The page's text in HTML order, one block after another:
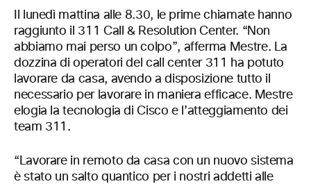
Il lunedì mattina alle 8.30, le prime chiamate hanno
raggiunto il 311 Call & Resolution Center. “Non
abbiamo mai perso un colpo”, afferma Mestre. La
dozzina di operatori del call center 311 ha potuto
lavorare da casa, avendo a disposizione tutto il
necessario per lavorare in maniera efficace. Mestre
elogia la tecnologia di Cisco e l’atteggiamento dei
team 311.
“Lavorare in remoto da casa con un nuovo sistema
è stato un salto quantico per i nostri addetti alle